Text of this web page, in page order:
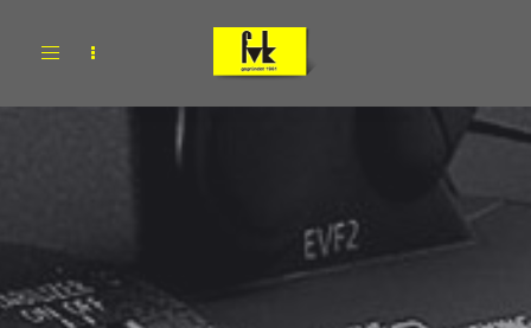
Toggle